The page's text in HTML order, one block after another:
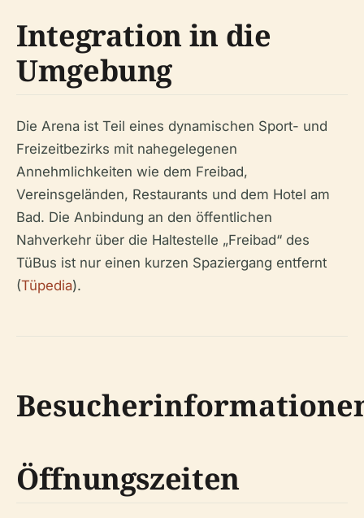
Integration in die
Umgebung
Die Arena ist Teil eines dynamischen Sport- und
Freizeitbezirks mit nahegelegenen
Annehmlichkeiten wie dem Freibad,
Vereinsgeländen, Restaurants und dem Hotel am
Bad. Die Anbindung an den öffentlichen
Nahverkehr über die Haltestelle „Freibad“ des
TüBus ist nur einen kurzen Spaziergang entfernt
(Tüpedia).
Öffnungszeiten